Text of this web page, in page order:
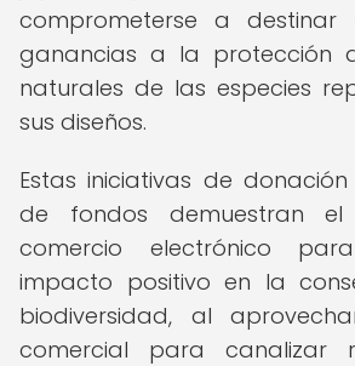
comprometerse a destinar
ganancias a la protección
naturales de las especies
sus diseños.
Estas iniciativas de
de fondos demuestran
comercio electrónico
impacto positivo en la
biodiversidad, al
comercial para canalizar